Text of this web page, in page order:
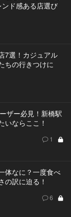
ド感ある店選び
7選！カジュアル
ちの行きつけに
ザー必見！新橋駅
いならここ！
1
体なに？一度食べ
の訳に迫る！
6